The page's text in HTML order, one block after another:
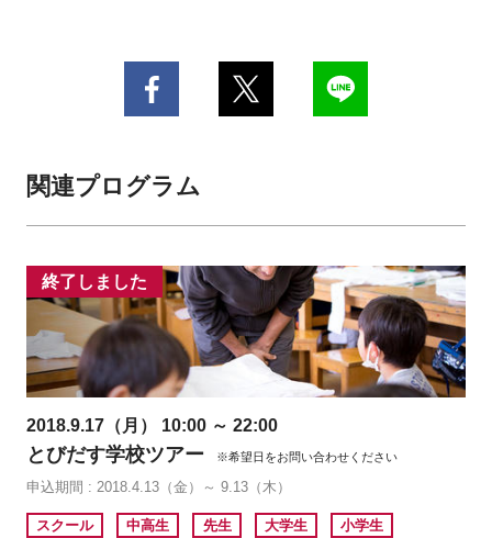
関連プログラム
終了しました
2018.9.17（月） 10:00 ～ 22:00
とびだす学校ツアー※希望日をお問い合わせください
申込期間 : 2018.4.13（金）～ 9.13（木）
スクール 中高生 先生 大学生 小学生